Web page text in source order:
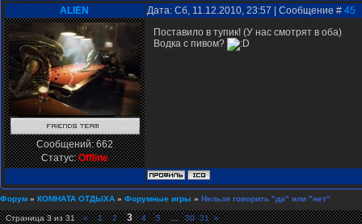
ALIEN Дата: Сб, 11.12.2010, 23:57 | Сообщение # 45
Сообщений:662
Статус:Offline
Поставило в тупик! (У нас смотрят в оба)
Водка с пивом?
Форум » КОМНАТА ОТДЫХА » Форумные игры » Нельзя говорить "да" или "нет"
Страница3из31 « 1 2 3 4 5 … 30 31 »